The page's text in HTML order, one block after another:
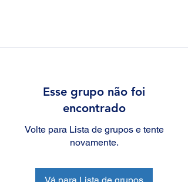
Esse grupo não foi
encontrado
Volte para Lista de grupos e tente
novamente.